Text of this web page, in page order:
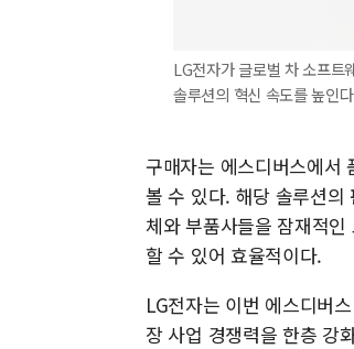
LG전자가 글로벌 차 소프트
솔루션의 혁신 속도를 높인
구매자는 에스디버스에서
볼 수 있다. 해당 솔루션의
체와 부품사들을 잠재적
할 수 있어 효율적이다.
LG전자는 이번 에스디버
장 사업 경쟁력을 한층 강